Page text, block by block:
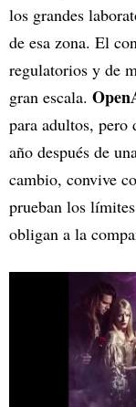
los grandes
de esa zona. El
regulatorios y de
gran escala.
para adultos, pero
año después de
cambio, convive
prueban los
obligan a la